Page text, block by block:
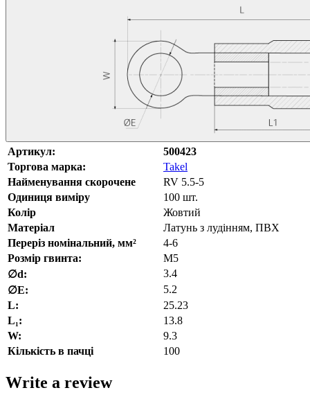
Артикул:
500423
Торгова марка:
Takel
Найменування скорочене
RV 5.5-5
Одиниця виміру
100 шт.
Колір
Жовтий
Матеріал
Латунь з лудінням, ПВХ
Переріз номінальний, мм²
4-6
Розмір гвинта:
M5
∅d:
3.4
∅E:
5.2
L:
25.23
L₁:
13.8
W:
9.3
Кількість в пачці
100
Write a review